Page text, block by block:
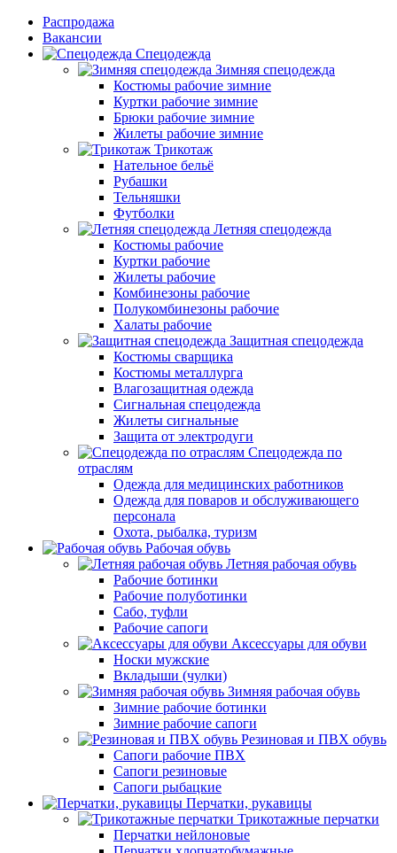
Распродажа
Вакансии
Спецодежда
Зимняя спецодежда
Костюмы рабочие зимние
Куртки рабочие зимние
Брюки рабочие зимние
Жилеты рабочие зимние
Трикотаж
Нательное бельё
Рубашки
Тельняшки
Футболки
Летняя спецодежда
Костюмы рабочие
Куртки рабочие
Жилеты рабочие
Комбинезоны рабочие
Полукомбинезоны рабочие
Халаты рабочие
Защитная спецодежда
Костюмы сварщика
Костюмы металлурга
Влагозащитная одежда
Сигнальная спецодежда
Жилеты сигнальные
Защита от электродуги
Спецодежда по
отраслям
Одежда для медицинских работников
Одежда для поваров и обслуживающего
персонала
Охота, рыбалка, туризм
Рабочая обувь
Летняя рабочая обувь
Рабочие ботинки
Рабочие полуботинки
Сабо, туфли
Рабочие сапоги
Аксессуары для обуви
Носки мужские
Вкладыши (чулки)
Зимняя рабочая обувь
Зимние рабочие ботинки
Зимние рабочие сапоги
Резиновая и ПВХ обувь
Сапоги рабочие ПВХ
Сапоги резиновые
Сапоги рыбацкие
Перчатки, рукавицы
Трикотажные перчатки
Перчатки нейлоновые